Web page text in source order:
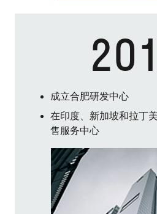
成立合肥研发中心
在印度、新加坡和拉
售服务中心